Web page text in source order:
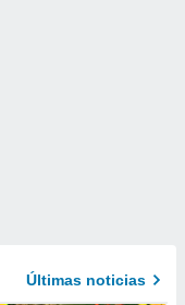
Últimas noticias